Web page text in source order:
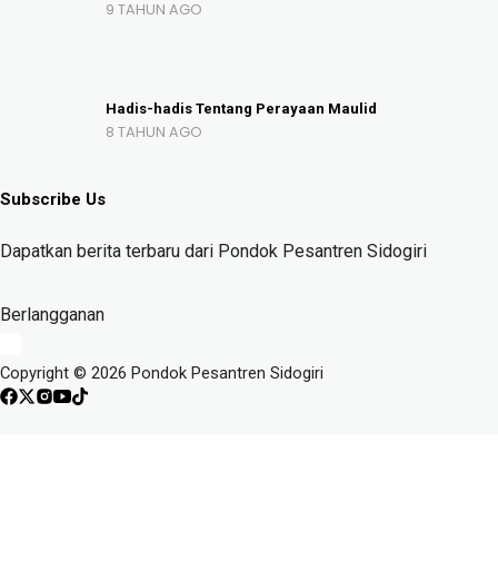
9 TAHUN AGO
Hadis-hadis Tentang Perayaan Maulid
8 TAHUN AGO
Subscribe Us
Dapatkan berita terbaru dari Pondok Pesantren Sidogiri
Berlangganan
Copyright © 2026 Pondok Pesantren Sidogiri